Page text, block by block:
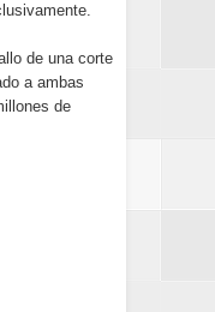
de una corte
a ambas
de